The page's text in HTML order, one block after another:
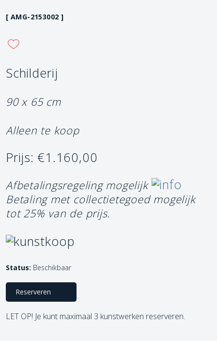
[ AMG-2153002 ]
Schilderij
90 x 65 cm
Alleen te koop
Prijs: €1.160,00
Afbetalingsregeling mogelijk
Betaling met collectietegoed mogelijk
tot 25% van de prijs.
Status: Beschikbaar
Reserveren
LET OP! Je kunt maximaal 3 kunstwerken reserveren.